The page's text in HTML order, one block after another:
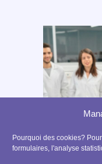
Pourquoi des cookies?
formulaires, l'analyse